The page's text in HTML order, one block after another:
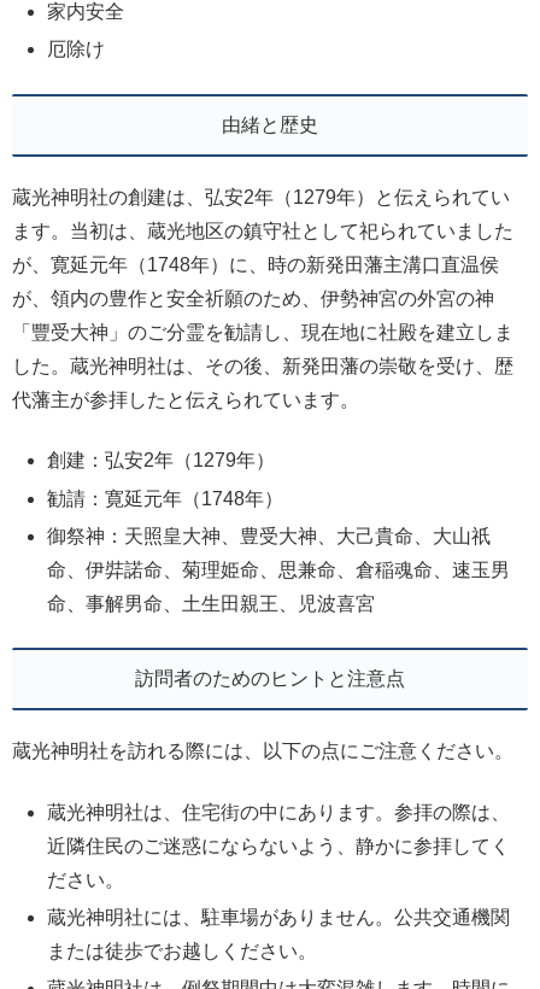
家内安全
厄除け
由緒と歴史
蔵光神明社の創建は、弘安2年（1279年）と伝えられてい
ます。当初は、蔵光地区の鎮守社として祀られていました
が、寛延元年（1748年）に、時の新発田藩主溝口直温侯
が、領内の豊作と安全祈願のため、伊勢神宮の外宮の神
「豐受大神」のご分霊を勧請し、現在地に社殿を建立しま
した。蔵光神明社は、その後、新発田藩の崇敬を受け、歴
代藩主が参拝したと伝えられています。
創建：弘安2年（1279年）
勧請：寛延元年（1748年）
御祭神：天照皇大神、豊受大神、大己貴命、大山祇
命、伊弉諾命、菊理姫命、思兼命、倉稲魂命、速玉男
命、事解男命、土生田親王、児波喜宮
訪問者のためのヒントと注意点
蔵光神明社を訪れる際には、以下の点にご注意ください。
蔵光神明社は、住宅街の中にあります。参拝の際は、
近隣住民のご迷惑にならないよう、静かに参拝してく
ださい。
蔵光神明社には、駐車場がありません。公共交通機関
または徒歩でお越しください。